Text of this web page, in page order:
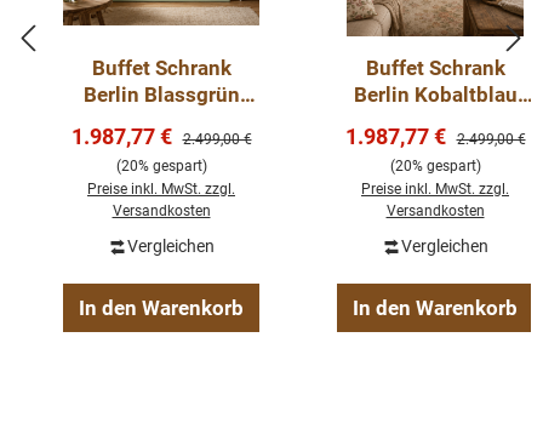
Buffet Schrank
Berlin Blassgrün
Landhausstil Kopie
Verkaufspreis:
1.987,77 € Regulärer Preis:
2.499,00 €
(20% gespart)
Preise inkl. MwSt. zzgl.
Versandkosten
Vergleichen
In den Warenkorb
Buffet Schrank
Berlin Kobaltblau
Landhausstil
Verkaufspreis:
1.987,77 € Regulärer
2.499,00 €
(20% gespart)
Preise inkl. MwSt. zzgl.
Versandkosten
Vergleichen
In den Warenkorb